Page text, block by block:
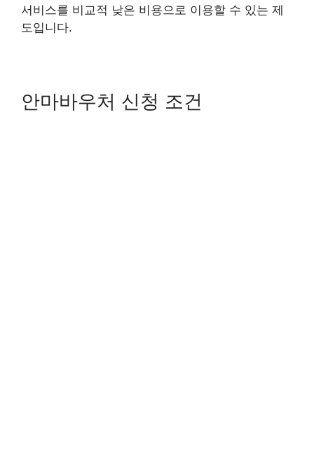
서비스를 비교적 낮은 비용으로 이용할 수 있는 제
도입니다.
안마바우처 신청 조건